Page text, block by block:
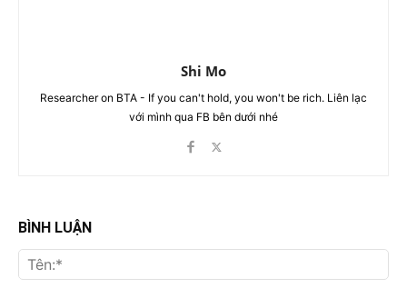
Shi Mo
Researcher on BTA - If you can't hold, you won't be rich. Liên lạc
với mình qua FB bên dưới nhé
BÌNH LUẬN